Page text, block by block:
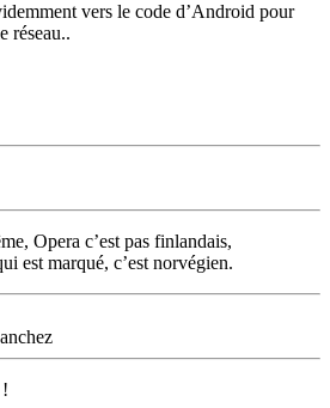
vers le code d’Android pour
réseau..
Opera c’est pas finlandais,
est marqué, c’est norvégien.